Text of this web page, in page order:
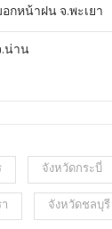
กหน้าฝน จ.พะเยา
น่าน
จังหวัดกระบี่
จังหวัดชลบุรี